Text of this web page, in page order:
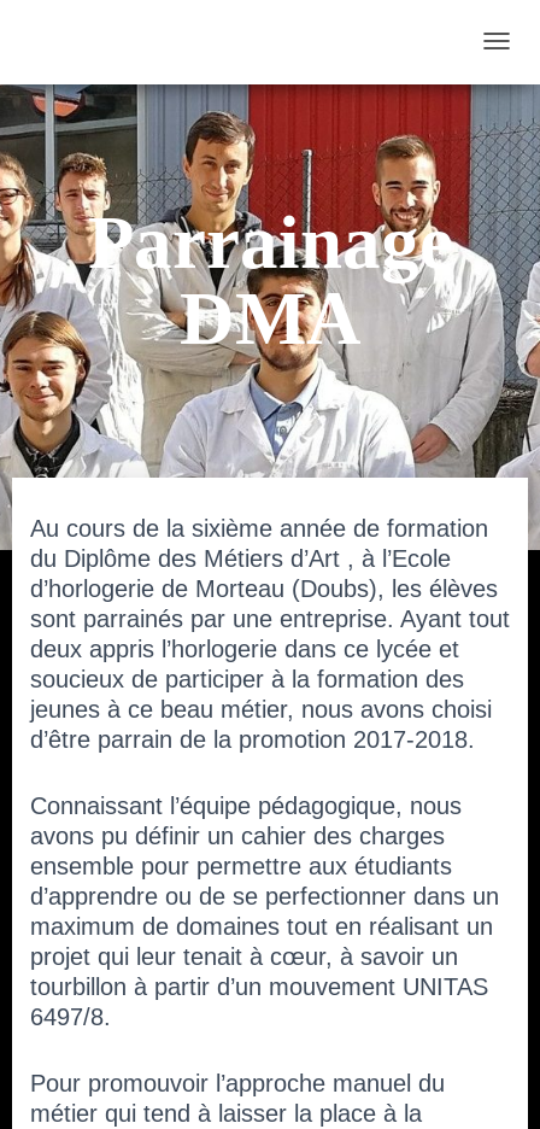
É
P
L
I
E
R
L
A
N
A
V
I
G
A
N
Parrainage
DMA
Au cours de la sixième année de formation
du Diplôme des Métiers d’Art , à l’Ecole
d’horlogerie de Morteau (Doubs), les élèves
sont parrainés par une entreprise. Ayant tout
deux appris l’horlogerie dans ce lycée et
soucieux de participer à la formation des
jeunes à ce beau métier, nous avons choisi
d’être parrain de la promotion 2017-2018.
Connaissant l’équipe pédagogique, nous
avons pu définir un cahier des charges
ensemble pour permettre aux étudiants
d’apprendre ou de se perfectionner dans un
maximum de domaines tout en réalisant un
projet qui leur tenait à cœur, à savoir un
tourbillon à partir d’un mouvement UNITAS
6497/8.
Pour promouvoir l’approche manuel du
métier qui tend à laisser la place à la